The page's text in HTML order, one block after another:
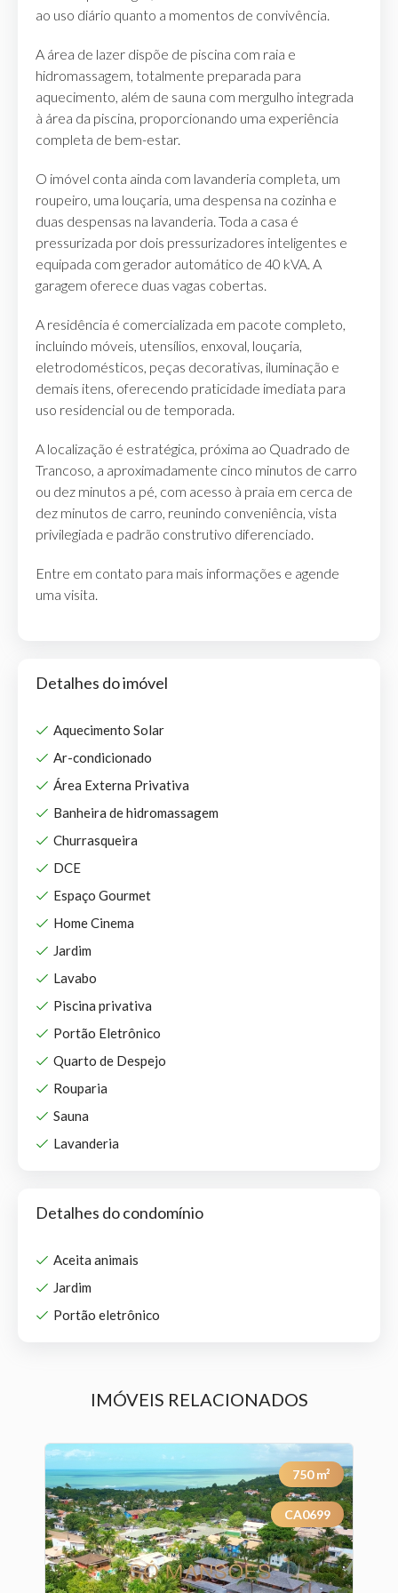
ao uso diário quanto a momentos de convivência.
A área de lazer dispõe de piscina com raia e
hidromassagem, totalmente preparada para
aquecimento, além de sauna com mergulho integrada
à área da piscina, proporcionando uma experiência
completa de bem-estar.
O imóvel conta ainda com lavanderia completa, um
roupeiro, uma louçaria, uma despensa na cozinha e
duas despensas na lavanderia. Toda a casa é
pressurizada por dois pressurizadores inteligentes e
equipada com gerador automático de 40 kVA. A
garagem oferece duas vagas cobertas.
A residência é comercializada em pacote completo,
incluindo móveis, utensílios, enxoval, louçaria,
eletrodomésticos, peças decorativas, iluminação e
demais itens, oferecendo praticidade imediata para
uso residencial ou de temporada.
A localização é estratégica, próxima ao Quadrado de
Trancoso, a aproximadamente cinco minutos de carro
ou dez minutos a pé, com acesso à praia em cerca de
dez minutos de carro, reunindo conveniência, vista
privilegiada e padrão construtivo diferenciado.
Entre em contato para mais informações e agende
uma visita.
Detalhes do imóvel
Aquecimento Solar
Ar-condicionado
Área Externa Privativa
Banheira de hidromassagem
Churrasqueira
DCE
Espaço Gourmet
Home Cinema
Jardim
Lavabo
Piscina privativa
Portão Eletrônico
Quarto de Despejo
Rouparia
Sauna
Lavanderia
Detalhes do condomínio
Aceita animais
Jardim
Portão eletrônico
IMÓVEIS RELACIONADOS
750m²
CA0699